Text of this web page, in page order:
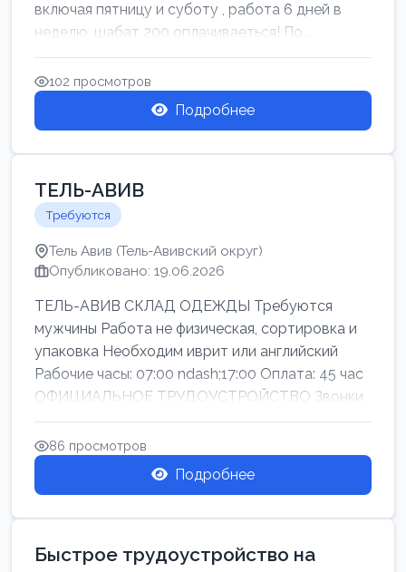
включая пятницу и суботу , работа 6 дней в
неделю, шабат 200 оплачиваеться! По...
102 просмотров
Подробнее
ТЕЛЬ-АВИВ
Требуются
Тель Авив (Тель-Авивский округ)
Опубликовано: 19.06.2026
ТЕЛЬ-АВИВ СКЛАД ОДЕЖДЫ Требуются
мужчины Работа не физическая, сортировка и
упаковка Необходим иврит или английский
Рабочие часы: 07:00 ndash;17:00 Оплата: 45 час
ОФИЦИАЛЬНОЕ ТРУДОУСТРОЙСТВО Звонки
86 просмотров
Подробнее
Быстрое трудоустройство на